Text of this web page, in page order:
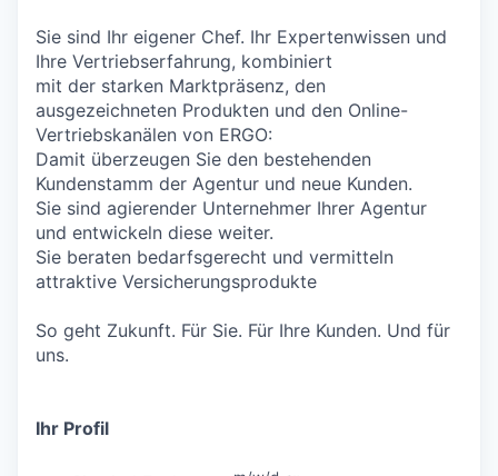
Sie sind Ihr eigener Chef. Ihr Expertenwissen und
Ihre Vertriebserfahrung, kombiniert
mit der starken Marktpräsenz, den
ausgezeichneten Produkten und den Online-
Vertriebskanälen von ERGO:
Damit überzeugen Sie den bestehenden
Kundenstamm der Agentur und neue Kunden.
Sie sind agierender Unternehmer Ihrer Agentur
und entwickeln diese weiter.
Sie beraten bedarfsgerecht und vermitteln
attraktive Versicherungsprodukte
So geht Zukunft. Für Sie. Für Ihre Kunden. Und für
uns.
Ihr Profil